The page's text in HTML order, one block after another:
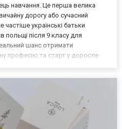
навчання. Це перша велика
дорогу або сучасний
частіше українські батьки
польщі після 9 класу для
шанс отримати
професію та старт у доросле